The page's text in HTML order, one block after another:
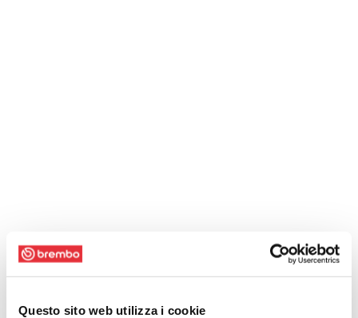
Questo sito web utilizza i cookie